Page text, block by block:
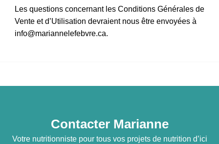
Les questions concernant les Conditions Générales de
Vente et d’Utilisation devraient nous être envoyées à
info@mariannelefebvre.ca.
Contacter Marianne
Votre nutritionniste pour tous vos projets de nutrition d’ici